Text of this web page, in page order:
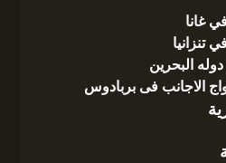
غانا
تنزانيا
البحرين
الاجانب فى بربادوس